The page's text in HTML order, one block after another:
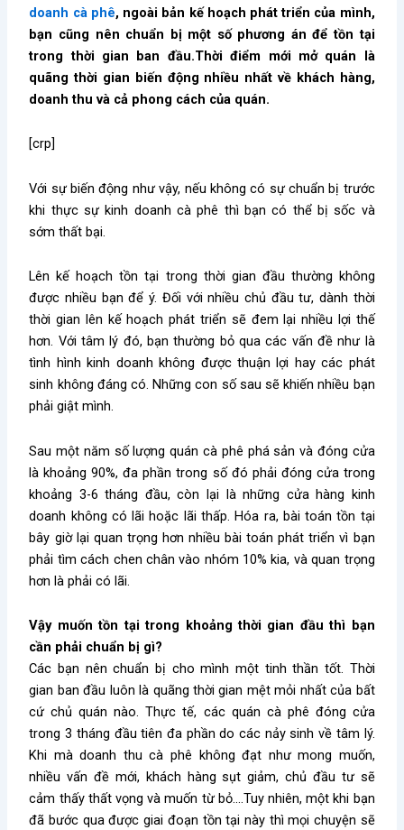
doanh cà phê, ngoài bản kế hoạch phát triển của mình,
bạn cũng nên chuẩn bị một số phương án để tồn tại
trong thời gian ban đầu.Thời điểm mới mở quán là
quãng thời gian biến động nhiều nhất về khách hàng,
doanh thu và cả phong cách của quán.
[crp]
Với sự biến động như vậy, nếu không có sự chuẩn bị trước
khi thực sự kinh doanh cà phê thì bạn có thể bị sốc và
sớm thất bại.
Lên kế hoạch tồn tại trong thời gian đầu thường không
được nhiều bạn để ý. Đối với nhiều chủ đầu tư, dành thời
thời gian lên kế hoạch phát triển sẽ đem lại nhiều lợi thế
hơn. Với tâm lý đó, bạn thường bỏ qua các vấn đề như là
tình hình kinh doanh không được thuận lợi hay các phát
sinh không đáng có. Những con số sau sẽ khiến nhiều bạn
phải giật mình.
Sau một năm số lượng quán cà phê phá sản và đóng cửa
là khoảng 90%, đa phần trong số đó phải đóng cửa trong
khoảng 3-6 tháng đầu, còn lại là những cửa hàng kinh
doanh không có lãi hoặc lãi thấp. Hóa ra, bài toán tồn tại
bây giờ lại quan trọng hơn nhiều bài toán phát triển vì bạn
phải tìm cách chen chân vào nhóm 10% kia, và quan trọng
hơn là phải có lãi.
Vậy muốn tồn tại trong khoảng thời gian đầu thì bạn
cần phải chuẩn bị gì?
Các bạn nên chuẩn bị cho mình một tinh thần tốt. Thời
gian ban đầu luôn là quãng thời gian mệt mỏi nhất của bất
cứ chủ quán nào. Thực tế, các quán cà phê đóng cửa
trong 3 tháng đầu tiên đa phần do các nảy sinh về tâm lý.
Khi mà doanh thu cà phê không đạt như mong muốn,
nhiều vấn đề mới, khách hàng sụt giảm, chủ đầu tư sẽ
cảm thấy thất vọng và muốn từ bỏ….Tuy nhiên, một khi bạn
đã bước qua được giai đoạn tồn tại này thì mọi chuyện sẽ